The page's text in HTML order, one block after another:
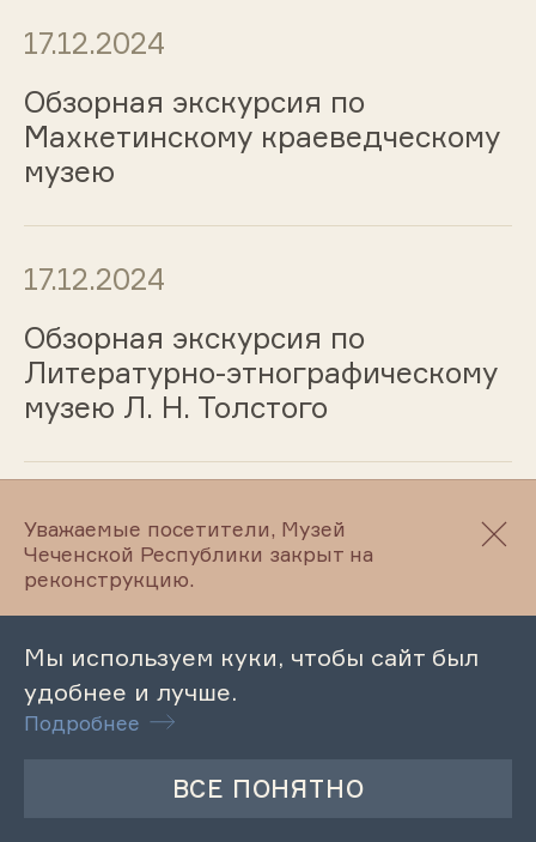
17.12.2024
Обзорная экскурсия по
Махкетинскому краеведческому
музею
17.12.2024
Обзорная экскурсия по
Литературно-этнографическому
музею Л. Н. Толстого
17.12.2024
Обзорная экскурсия в
Литературно-мемориальном
музее А.Айдамирова
Лекция «Чеченская свадьба:
Уважаемые посетители, Музей
Чеченской Республики закрыт на
реконструкцию.
Мы используем куки, чтобы сайт был
удобнее и лучше.
Подробнее